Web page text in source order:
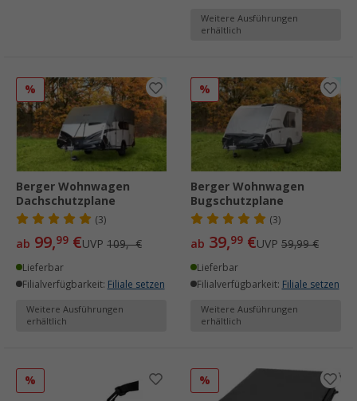
Weitere Ausführungen
erhältlich
%
Berger Wohnwagen
Dachschutzplane
(3)
ab 99,99 €UVP 109,- €
Lieferbar
Filialverfügbarkeit: Filiale setzen
Weitere Ausführungen
erhältlich
%
Berger Wohnwagen
Bugschutzplane
(3)
ab 39,99 €UVP 59,99 €
Lieferbar
Filialverfügbarkeit: Filiale setzen
Weitere Ausführungen
erhältlich
% %